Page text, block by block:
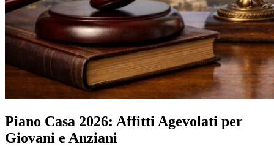
Piano Casa 2026: Affitti Agevolati per
Giovani e Anziani